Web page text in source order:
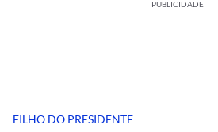
PUBLICIDADE
FILHO DO PRESIDENTE